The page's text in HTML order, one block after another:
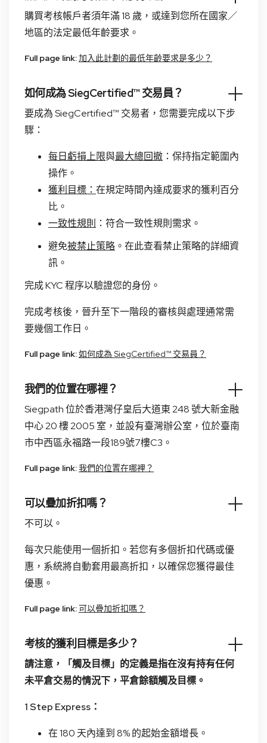
購買考核帳戶者須年滿 18 歲，或達到您所在國家／
地區的法定最低年齡要求。
Full page link:加入此計劃的最低年齡要求是多少？
如何成為 SiegCertified™ 交易員？
要成為 SiegCertified™ 交易者，您需要完成以下步
驟：
每日虧損上限與最大總回撤 ：保持指定範圍內
操作。
獲利目標： 在規定時間內達成要求的獲利百分
比。
一致性規則 ：符合一致性規則需求。
避免被禁止策略 。在此查看禁止策略的詳細資
訊。
完成 KYC 程序以驗證您的身份。
完成考核後，晉升至下一階段的審核與處理通常需
要幾個工作日。
Full page link:如何成為 SiegCertified™ 交易員？
我們的位置在哪裡？
Siegpath 位於香港灣仔皇后大道東 248 號大新金融
中心 20 樓 2005 室，並設有臺灣辦公室，位於臺南
市中西區永福路一段189號7樓C3。
Full page link:我們的位置在哪裡？
可以疊加折扣嗎？
不可以。
每次只能使用一個折扣。若您有多個折扣代碼或優
惠，系統將自動套用最高折扣，以確保您獲得最佳
優惠。
Full page link:可以疊加折扣嗎？
考核的獲利目標是多少？
請注意，「觸及目標」的定義是指在沒有持有任何
未平倉交易的情況下，平倉餘額觸及目標。
1 Step Express：
在 180 天內達到 8% 的起始金額增長。